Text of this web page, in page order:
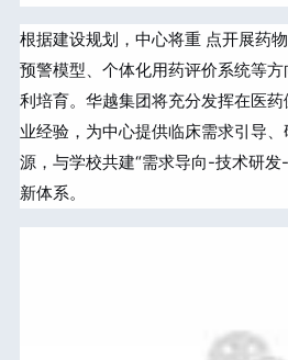
根据建设规划，中心将重 点开展药
预警模型、个体化用药评价系统等
利培育。华越集团将充分发挥在医
业经验，为中心提供临床需求引导
源，与学校共建“需求导向-技术研
新体系。